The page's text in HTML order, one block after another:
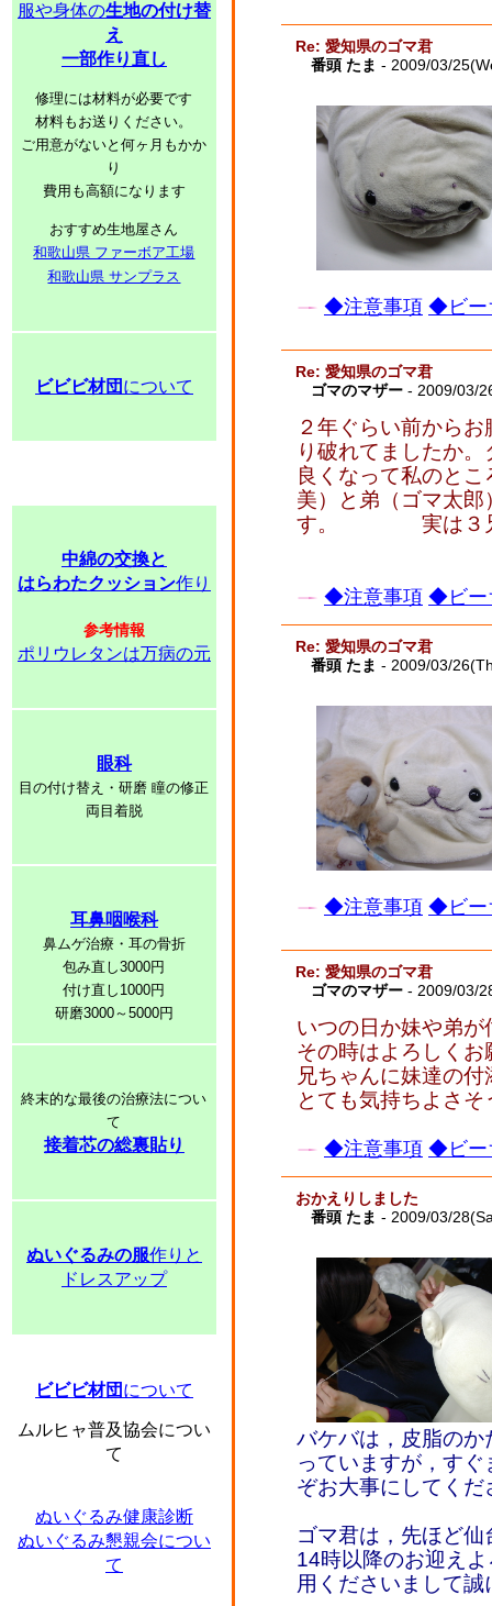
服や身体の生地の付け替
え
一部作り直し
修理には材料が必要です
材料もお送りください。
ご用意がないと何ヶ月もかか
り
費用も高額になります
おすすめ生地屋さん
和歌山県 ファーボア工場
和歌山県 サンプラス
ビビビ材団 について
中綿の交換と
はらわたクッション作り
参考情報
ポリウレタンは万病の元
眼科
目の付け替え・研磨 瞳の修正
両目着脱
耳鼻咽喉科
鼻ムゲ治療・耳の骨折
包み直し3000円
付け直し1000円
研磨3000～5000円
終末的な最後の治療法につい
て
接着芯の総裏貼り
ぬいぐるみの服作りと
ドレスアップ
ビビビ材団 について
ムルヒャ普及協会につい
て
ぬいぐるみ健康診断
ぬいぐるみ懇親会につい
て
Re: 愛知県のゴマ君
番頭 たま - 2009/03/
◆注意事項 ◆ビー
Re: 愛知県のゴマ君
ゴマのマザー - 2009/03/
２年ぐらい前から
り破れてましたか
良くなって私のと
美）と弟（ゴマ太
す。 実は３兄
◆注意事項 ◆ビー
Re: 愛知県のゴマ君
番頭 たま - 2009/03/
◆注意事項 ◆ビー
Re: 愛知県のゴマ君
ゴマのマザー - 2009/03/
いつの日か妹や弟
その時はよろしく
兄ちゃんに妹達の
とても気持ちよさそ
◆注意事項 ◆ビー
おかえりしました
番頭 たま - 2009/03/
バケバは，皮脂の
っていますが，す
ぞお大事にしてくだ
ゴマ君は，先ほど
14時以降のお迎え
用くださいまして